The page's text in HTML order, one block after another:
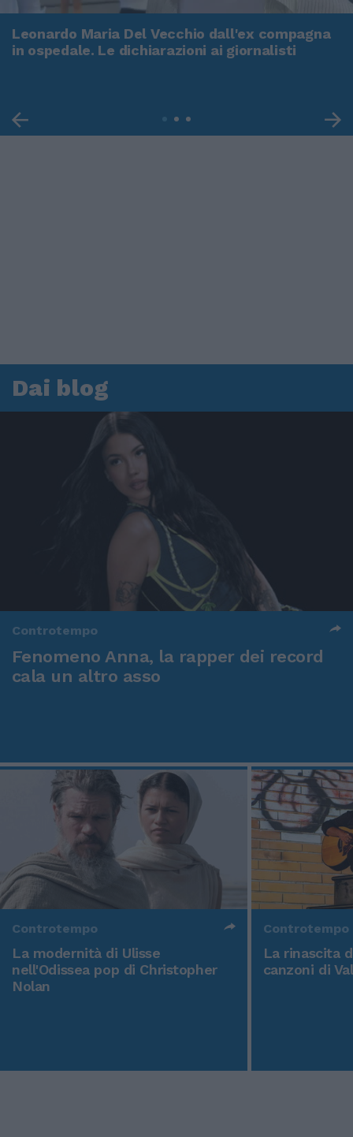
Leonardo Maria Del Vecchio dall'ex compagna
in ospedale. Le dichiarazioni ai giornalisti
Dai blog
Controtempo
Fenomeno Anna, la rapper dei record
cala un altro asso
Controtempo
La modernità di Ulisse
nell'Odissea pop di Christopher
Nolan
Controtempo
La rinascita
canzoni di